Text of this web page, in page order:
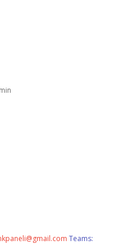
Teams: